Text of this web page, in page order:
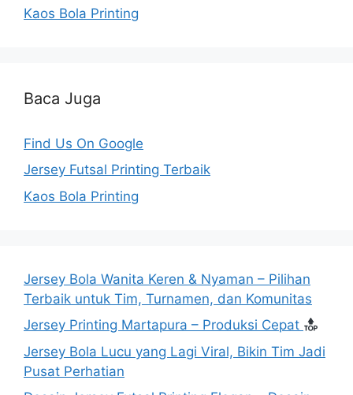
Kaos Bola Printing
Baca Juga
Find Us On Google
Jersey Futsal Printing Terbaik
Kaos Bola Printing
Jersey Bola Wanita Keren & Nyaman – Pilihan
Terbaik untuk Tim, Turnamen, dan Komunitas
Jersey Printing Martapura – Produksi Cepat
Jersey Bola Lucu yang Lagi Viral, Bikin Tim Jadi
Pusat Perhatian